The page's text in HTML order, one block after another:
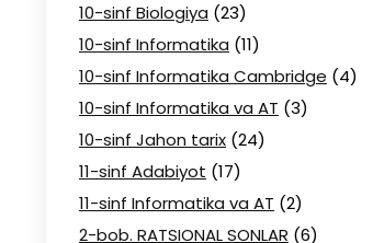
10-sinf Biologiya (23)
10-sinf Informatika (11)
10-sinf Informatika Cambridge (4)
10-sinf Informatika va AT (3)
10-sinf Jahon tarix (24)
11-sinf Adabiyot (17)
11-sinf Informatika va AT (2)
2-bob. RATSIONAL SONLAR (6)